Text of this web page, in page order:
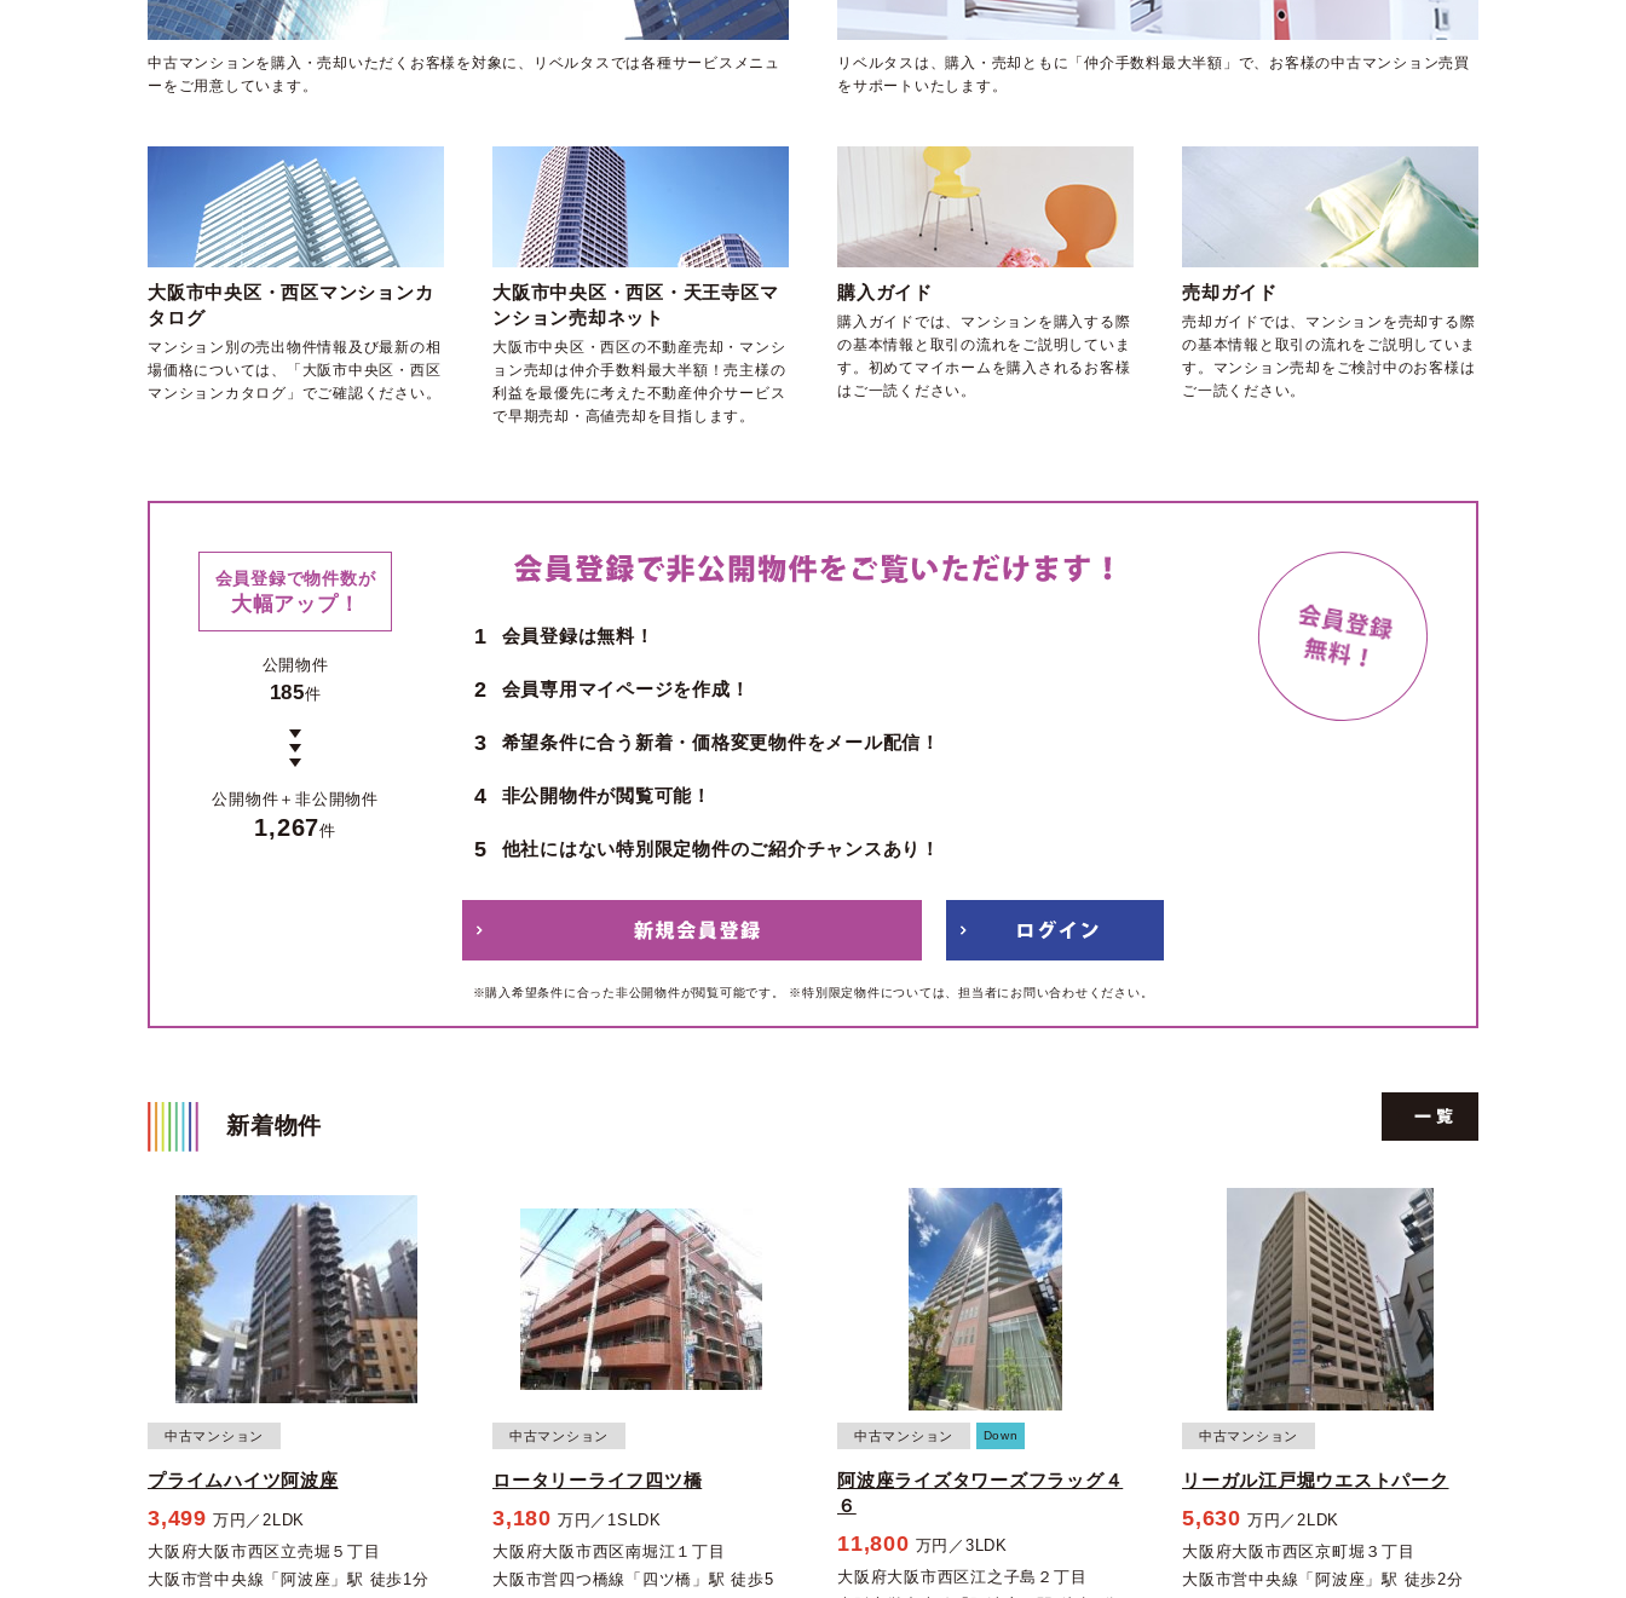
中古マンションを購入・売却いただくお客様を対象に、リベルタスでは各種サービスメニュ
ーをご用意しています。
リベルタスは、購入・売却ともに「仲介手数料最大半額」で、お客様の中古マンション売買
をサポートいたします。
大阪市中央区・西区マンションカ
タログ
マンション別の売出物件情報及び最新の相
場価格については、「大阪市中央区・西区
マンションカタログ」でご確認ください。
大阪市中央区・西区・天王寺区マ
ンション売却ネット
大阪市中央区・西区の不動産売却・マンシ
ョン売却は仲介手数料最大半額！売主様の
利益を最優先に考えた不動産仲介サービス
で早期売却・高値売却を目指します。
購入ガイド
購入ガイドでは、マンションを購入する際
の基本情報と取引の流れをご説明していま
す。初めてマイホームを購入されるお客様
はご一読ください。
売却ガイド
売却ガイドでは、マンションを売却する際
の基本情報と取引の流れをご説明していま
す。マンション売却をご検討中のお客様は
ご一読ください。
会員登録で物件数が
大幅アップ！
公開物件
185件
公開物件＋ 非公開物件
1,267件
1 会員登録は無料！
2 会員専用マイページを作成！
3 希望条件に合う新着・価格変更物件をメール配信！
4 非公開物件が閲覧可能！
5 他社にはない特別限定物件のご紹介チャンスあり！
※購入希望条件に合った非公開物件が閲覧可能です。 ※特別限定物件については、担当者にお問い合わせください。
新着物件
中古マンション
プライムハイツ阿波座
3,499 万円／2LDK
大阪府大阪市西区立売堀５丁目
大阪市営中央線「阿波座」駅 徒歩1分
中古マンション
ロータリーライフ四ツ橋
3,180 万円／1SLDK
大阪府大阪市西区南堀江１丁目
大阪市営四つ橋線「四ツ橋」駅 徒歩5
中古マンション Down
阿波座ライズタワーズフラッグ４
６
11,800 万円／3LDK
大阪府大阪市西区江之子島２丁目
中古マンション
リーガル江戸堀ウエストパーク
5,630 万円／2LDK
大阪府大阪市西区京町堀３丁目
大阪市営中央線「阿波座」駅 徒歩2分